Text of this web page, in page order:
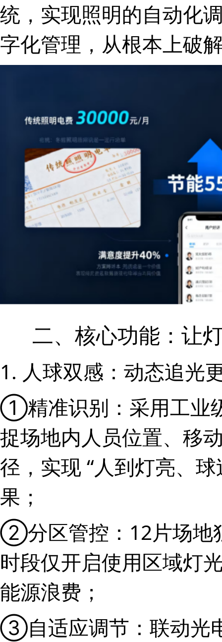
统，实现照明的自动化
字化管理，从根本上破
二、核心功能：让
1. 人球双感：动态追光
①精准识别：采用工业
捉场地内人员位置、移
径，实现 “人到灯亮、
果；
②分区管控：12片场地
时段仅开启使用区域灯
能源浪费；
③自适应调节：联动光